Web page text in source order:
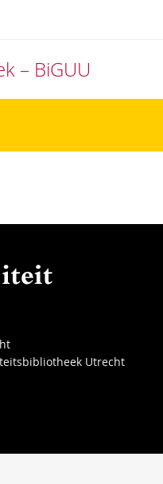
– BiGUU
Utrecht